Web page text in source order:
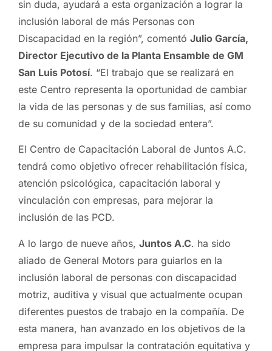
sin duda, ayudará a esta organización a lograr la
inclusión laboral de más Personas con
Discapacidad en la región”, comentó Julio García,
Director Ejecutivo de la Planta Ensamble de GM
San Luis Potosí. “El trabajo que se realizará en
este Centro representa la oportunidad de cambiar
la vida de las personas y de sus familias, así como
de su comunidad y de la sociedad entera”.
El Centro de Capacitación Laboral de Juntos A.C.
tendrá como objetivo ofrecer rehabilitación física,
atención psicológica, capacitación laboral y
vinculación con empresas, para mejorar la
inclusión de las PCD.
A lo largo de nueve años, Juntos A.C. ha sido
aliado de General Motors para guiarlos en la
inclusión laboral de personas con discapacidad
motriz, auditiva y visual que actualmente ocupan
diferentes puestos de trabajo en la compañía. De
esta manera, han avanzado en los objetivos de la
empresa para impulsar la contratación equitativa y